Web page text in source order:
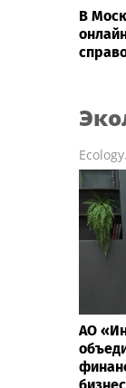
В
АО